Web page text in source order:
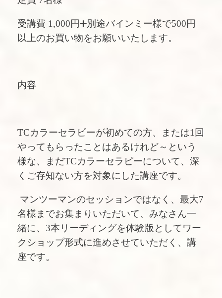
受講費 1,000円➕別途バインミー様で500円
以上のお買い物をお願いいたします。
内容
TCカラーセラピーが初めての方、または1回
やってもらったことはあるけれど～という
様な、まだTCカラーセラピーについて、深
くご存知ない方を対象にした講座です。
マンツーマンのセッションではなく、最大7
名様までお集まりいただいて、みなさん一
緒に、3本リーディングを体験版としてワー
クショップ形式に進めさせていただく、講
座です。